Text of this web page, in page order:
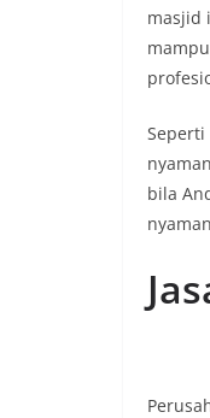
masjid
bila